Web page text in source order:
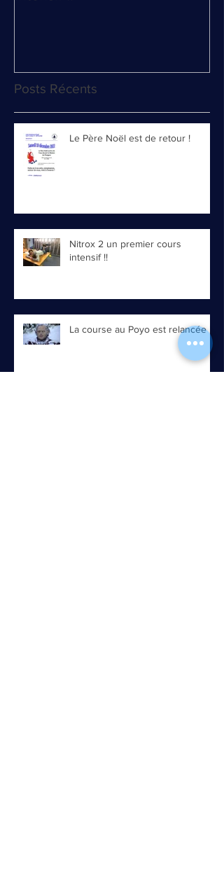
Posts Récents
Le Père Noël est de retour !
Nitrox 2 un premier cours
intensif !!
La course au Poyo est relancée !